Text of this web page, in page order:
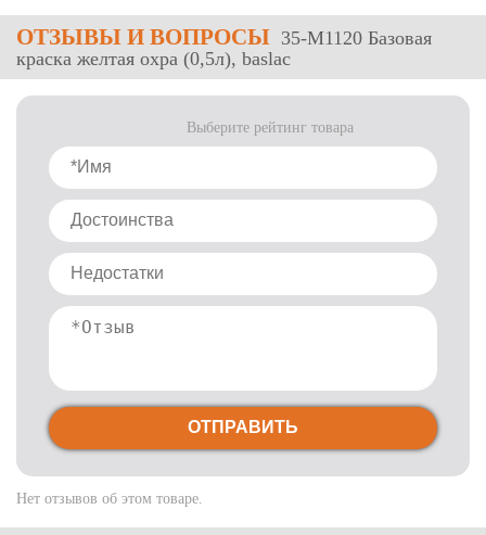
ОТЗЫВЫ И ВОПРОСЫ 35-М1120 Базовая
краска желтая охра (0,5л), baslac
Нет отзывов об этом товаре.
Выберите рейтинг товара
ОТПРАВИТЬ